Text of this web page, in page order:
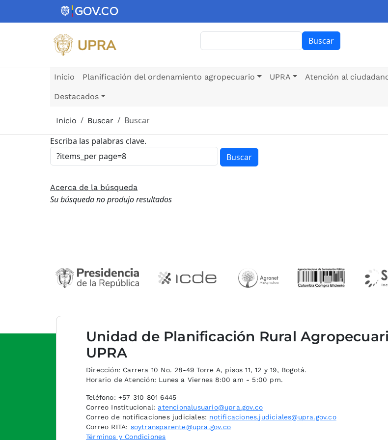
Pasar al contenido principal
Buscar
Inicio Planificación del ordenamiento agropecuario UPRA Atención al
Destacados
Inicio Buscar
Buscar
Escriba las palabras clave.
Buscar
Acerca de la búsqueda
Su búsqueda no produjo resultados
Unidad de Planificación Rural
UPRA
Dirección: Carrera 10 No. 28-49 Torre A, pisos 11, 12 y 19, Bogotá.
Horario de Atención: Lunes a Viernes 8:00 am - 5:00 pm.
Teléfono: +57 310 801 6445
Correo Institucional:atencionalusuario@upra.gov.co
Correo de notificaciones judiciales: notificaciones.judiciales@upra.gov.co
Correo RITA: soytransparente@upra.gov.co
Términos y Condiciones